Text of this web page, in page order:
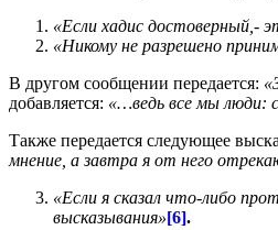
«Если хадис достоверный,-
«Никому не разрешено
В другом сообщении передается:
добавляется: «…ведь все мы люди:
Также передается следующее
мнение, а завтра я от него
«Если я сказал что-либо
высказывания»[6].